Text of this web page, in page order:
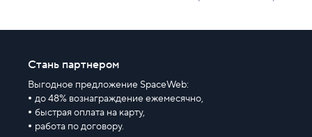
Стань партнером
Выгодное предложение SpaceWeb:
до 48% вознаграждение ежемесячно,
быстрая оплата на карту,
работа по договору.